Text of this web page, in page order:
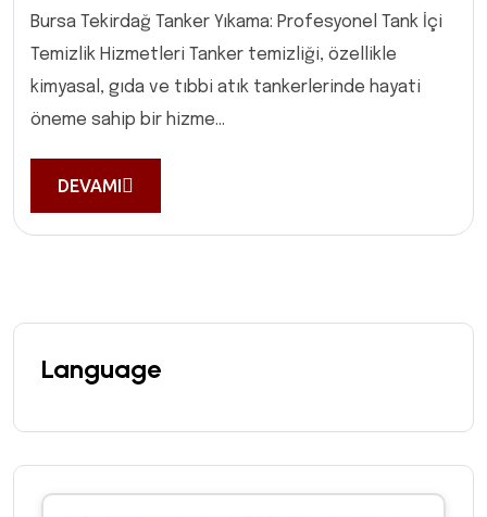
Bursa Tekirdağ Tanker Yıkama: Profesyonel Tank İçi
Temizlik Hizmetleri Tanker temizliği, özellikle
kimyasal, gıda ve tıbbi atık tankerlerinde hayati
öneme sahip bir hizme...
DEVAMI
Language